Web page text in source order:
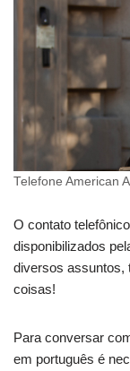
Telefone American
O contato
disponibilizados
diversos assuntos,
coisas!
Para conversar
em português é